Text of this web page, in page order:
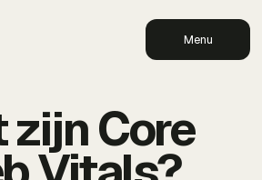
Menu
zijn Core